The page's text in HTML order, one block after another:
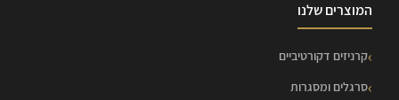
המוצרים שלנו
קרניזים דקורטיביים
סרגלים ומסגרות